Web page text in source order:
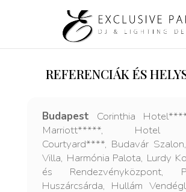
REFERENCIÁK ÉS
Budapest Corinthia
Marriott*****, Hotel
Courtyard****, Budavár
Villa, Harmónia Palota, Lurdy
és Rendezvényközpont,
Huszárcsárda, Hullám